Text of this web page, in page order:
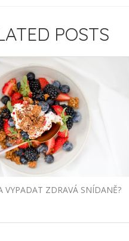
POSTS
VYPADAT ZDRAVÁ SNÍDANĚ?